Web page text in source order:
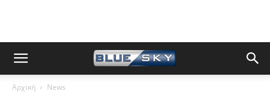
Αρχική News